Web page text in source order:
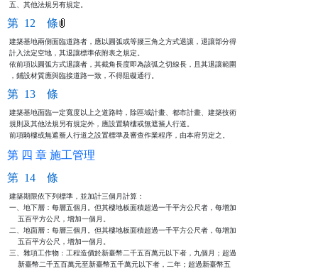
五、其他法規另有規定。
第 12 條
建築基地兩側面臨道路者，應以圓弧或等腰三角之方式退讓，退讓部分得
計入法定空地，其退讓標準依附表之規定。
依前項以圓弧方式退讓者，其截角長度即為該弧之切線長，且其退讓範圍
，鋪設材質應與臨接道路一致，不得阻礙通行。
第 13 條
建築基地面臨一定寬度以上之道路時，除區域計畫、都市計畫、建築技術
規則及其他法規另有規定外，應設置騎樓或無遮簷人行道。
前項騎樓或無遮簷人行道之設置標準及審查作業程序，由本府另定之。
第 四 章 施工管理
第 14 條
建築期限依下列標準，並加計三個月計算：
一、地下層：每層五個月。但其樓地板面積超過一千平方公尺者，每增加
    五百平方公尺，增加一個月。
二、地面層：每層三個月。但其樓地板面積超過一千平方公尺者，每增加
    五百平方公尺，增加一個月。
三、雜項工作物：工程造價於新臺幣二千五百萬元以下者，九個月；超過
    新臺幣二千五百萬元至新臺幣五千萬元以下者，二年；超過新臺幣五